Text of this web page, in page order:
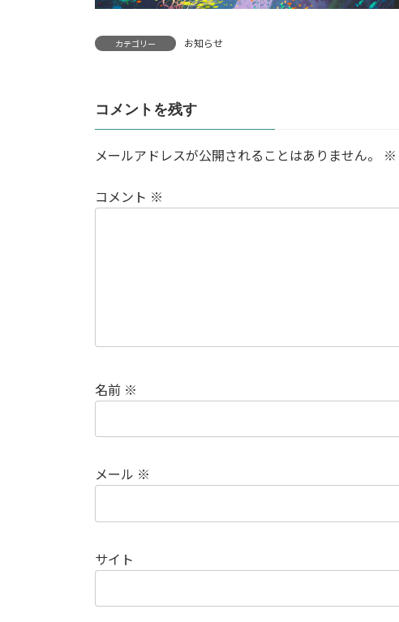
カテゴリー お知らせ
コメントを残す
メールアドレスが公開されることはありません。 ※
コメント ※
名前 ※
メール ※
サイト